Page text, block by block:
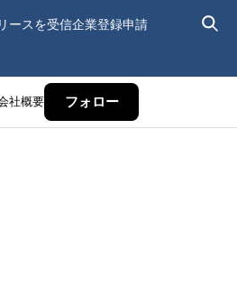
ースを受信企業登録申請
社概要 フォロー